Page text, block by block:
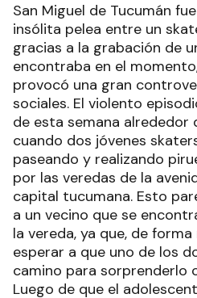
San Miguel de Tucumán
insólita pelea entre un
gracias a la grabación de
encontraba en el
provocó una gran
sociales. El violento
de esta semana alrededor
cuando dos jóvenes
paseando y realizando
por las veredas de la
capital tucumana. Esto
a un vecino que se
la vereda, ya que, de
esperar a que uno de los
camino para sorprenderlo
Luego de que el